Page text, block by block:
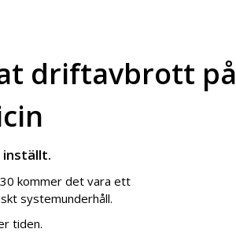
driftavbrott på
kommer det vara ett
systemunderhåll.
tiden.